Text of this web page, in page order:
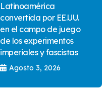
Latinoamérica
convertida por EE.UU.
en el campo de juego
de los experimentos
imperiales y fascistas
Agosto 3, 2026